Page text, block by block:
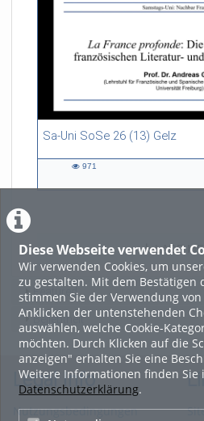
Diese Webseite verwendet
Wir verwenden Cookies, um
zu gestalten. Mit dem Bestätigen
stimmen Sie der Verwendung von
Anklicken der untenstehenden
auswählen, welche Cookie-
möchten. Durch Klicken auf die
anzeigen" erhalten Sie eine
Weitere Informationen finden Sie
Datenschutzerklärung.
Sa-Uni SoSe 26 (13) Gelz
55:13 duration
971
LADE
Featured
Beliebtheit
Legal Info
Nutzungsbedingungen